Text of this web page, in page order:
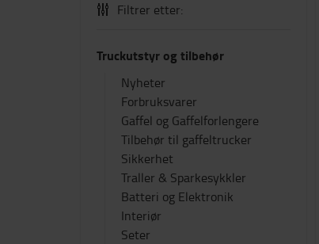
Filtrer etter:
Truckutstyr og tilbehør
Nyheter
Forbruksvarer
Gaffel og Gaffelforlengere
Tilbehør til gaffeltrucker
Sikkerhet
Traller & Sparkesykkler
Batteri og Elektronik
Interiør
Seter